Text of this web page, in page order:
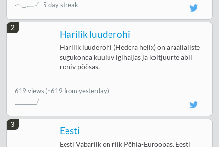
5 day streak
2
Harilik luuderohi
Harilik luuderohi (Hedera helix) on araalialiste
sugukonda kuuluv igihaljas ja köitjuurte abil
roniv põõsas.
619 views (↑619 from yesterday)
3
Eesti
Eesti Vabariik on riik Põhja-Euroopas. Eesti